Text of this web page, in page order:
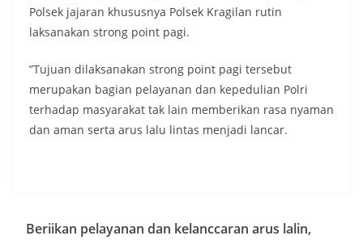
Polsek jajaran khususnya Polsek Kragilan rutin
laksanakan strong point pagi.
”Tujuan dilaksanakan strong point pagi tersebut
merupakan bagian pelayanan dan kepedulian Polri
terhadap masyarakat tak lain memberikan rasa nyaman
dan aman serta arus lalu lintas menjadi lancar.
Beriikan pelayanan dan kelanccaran arus lalin,